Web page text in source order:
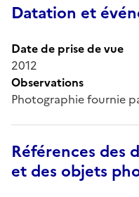
Datation et
Date de prise de vue
2012
Observations
Photographie fournie
Références des
et des objets